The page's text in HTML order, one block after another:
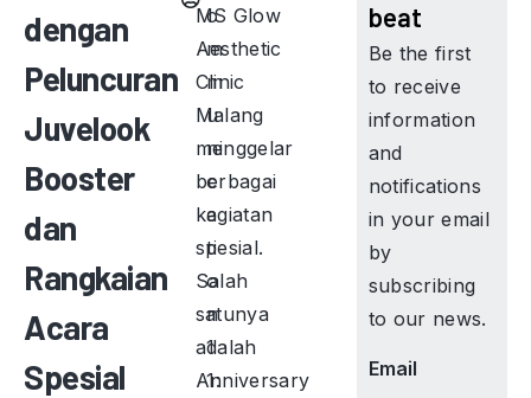
dengan
Peluncuran
Juvelook
Booster
dan
Rangkaian
Acara
Spesial
o
m
m
u
ni
c
a
ti
o
n
1
1:
MS Glow
Aesthetic
Clinic
Malang
menggelar
berbagai
kegiatan
spesial.
Salah
satunya
adalah
Anniversary
beat
Be the first
to receive
information
and
notifications
in your email
by
subscribing
to our news.
Email